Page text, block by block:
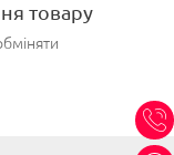
товару